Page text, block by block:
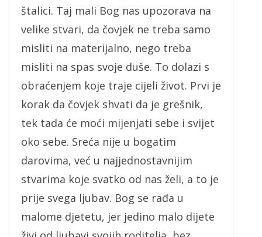
štalici. Taj mali Bog nas upozorava na
velike stvari, da čovjek ne treba samo
misliti na materijalno, nego treba
misliti na spas svoje duše. To dolazi s
obraćenjem koje traje cijeli život. Prvi je
korak da čovjek shvati da je grešnik,
tek tada će moći mijenjati sebe i svijet
oko sebe. Sreća nije u bogatim
darovima, već u najjednostavnijim
stvarima koje svatko od nas želi, a to je
prije svega ljubav. Bog se rađa u
malome djetetu, jer jedino malo dijete